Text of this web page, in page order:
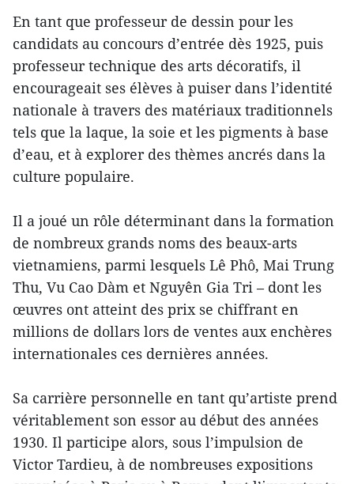
En tant que professeur de dessin pour les
candidats au concours d’entrée dès 1925, puis
professeur technique des arts décoratifs, il
encourageait ses élèves à puiser dans l’identité
nationale à travers des matériaux traditionnels
tels que la laque, la soie et les pigments à base
d’eau, et à explorer des thèmes ancrés dans la
culture populaire.
Il a joué un rôle déterminant dans la formation
de nombreux grands noms des beaux-arts
vietnamiens, parmi lesquels Lê Phô, Mai Trung
Thu, Vu Cao Dàm et Nguyên Gia Tri – dont les
œuvres ont atteint des prix se chiffrant en
millions de dollars lors de ventes aux enchères
internationales ces dernières années.
Sa carrière personnelle en tant qu’artiste prend
véritablement son essor au début des années
1930. Il participe alors, sous l’impulsion de
Victor Tardieu, à de nombreuses expositions